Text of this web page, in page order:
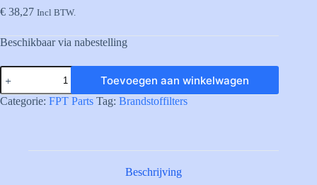
€ 38,27 Incl BTW.
Beschikbaar via nabestelling
500086972
FUEL
FILTER
CARTR.
Toevoegen aan winkelwagen
Categorie: FPT Parts Tag: Brandstoffilters
Beschrijving